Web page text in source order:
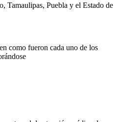
Tamaulipas, Puebla y el Estado de
como fueron cada uno de los